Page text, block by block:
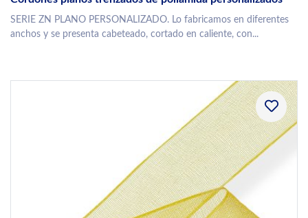
SERIE ZN PLANO PERSONALIZADO. Lo fabricamos en diferentes
anchos y se presenta cabeteado, cortado en caliente, con...